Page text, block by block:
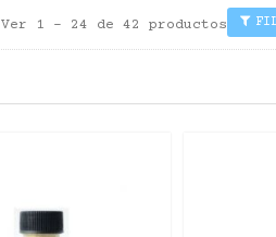
Ver 1 - 24 de 42 productos